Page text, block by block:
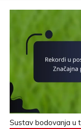
Sustav bodovanja u